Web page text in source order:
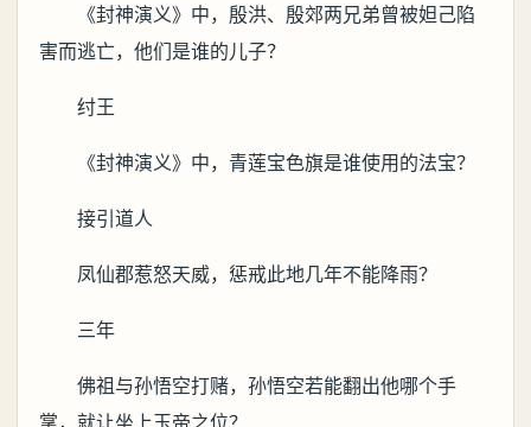
《封神演义》中，殷洪、殷郊两兄弟曾被妲己陷
害而逃亡，他们是谁的儿子？
纣王
《封神演义》中，青莲宝色旗是谁使用的法宝？
接引道人
凤仙郡惹怒天威，惩戒此地几年不能降雨？
三年
佛祖与孙悟空打赌，孙悟空若能翻出他哪个手
掌，就让坐上玉帝之位？